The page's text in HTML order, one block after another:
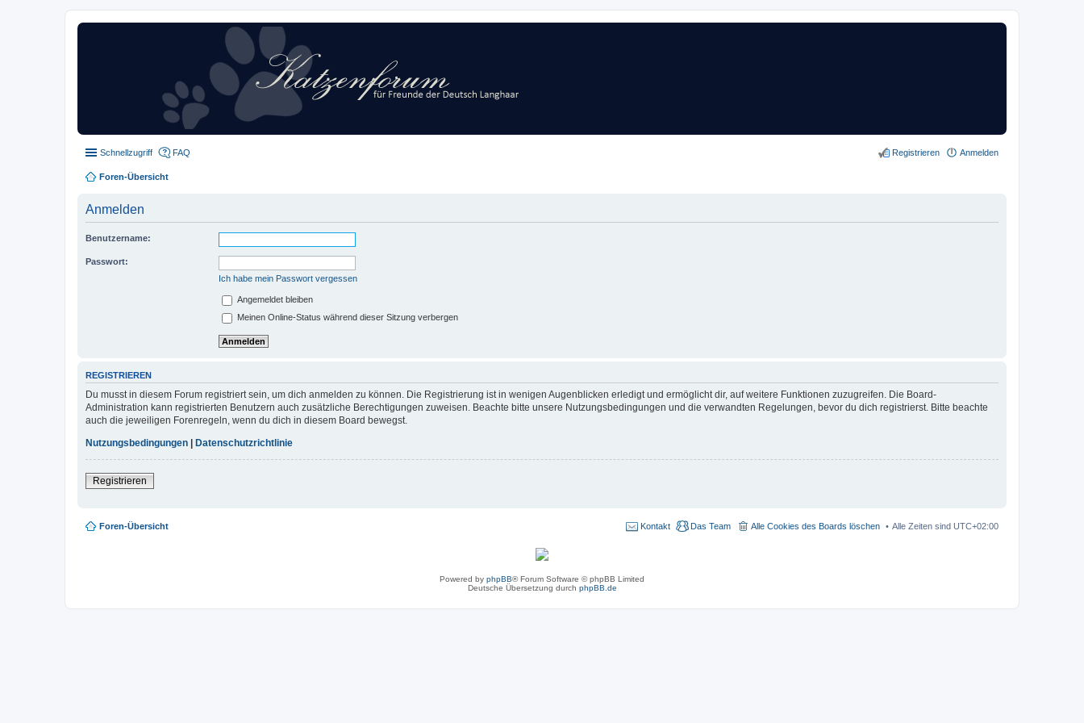
Schnellzugriff FAQ Anmelden
Registrieren
Foren-Übersicht
Anmelden
Benutzername:
Passwort:
Ich habe mein Passwort vergessen
Angemeldet bleiben
Meinen Online-Status während dieser Sitzung verbergen
REGISTRIEREN
Du musst in diesem Forum registriert sein, um dich anmelden zu können. Die Registrierung ist in wenigen Augenblicken erledigt und ermöglicht dir, auf weitere Funktionen zuzugreifen. Die Board-
Administration kann registrierten Benutzern auch zusätzliche Berechtigungen zuweisen. Beachte bitte unsere Nutzungsbedingungen und die verwandten Regelungen, bevor du dich registrierst. Bitte beachte
auch die jeweiligen Forenregeln, wenn du dich in diesem Board bewegst.
Nutzungsbedingungen | Datenschutzrichtlinie
Registrieren
Foren-Übersicht Alle Zeiten sind UTC+02:00
Alle Cookies des Boards löschen
Das Team
Kontakt
Powered by phpBB® Forum Software © phpBB Limited
Deutsche Übersetzung durch phpBB.de